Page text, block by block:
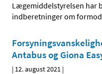
Lægemiddelstyrelsen har
indberetninger om
Antabus og Giona
| 12. august 2021 |